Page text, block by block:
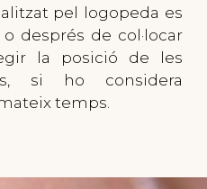
pel logopeda es
després de col·locar
la posició de les
si ho considera
temps.